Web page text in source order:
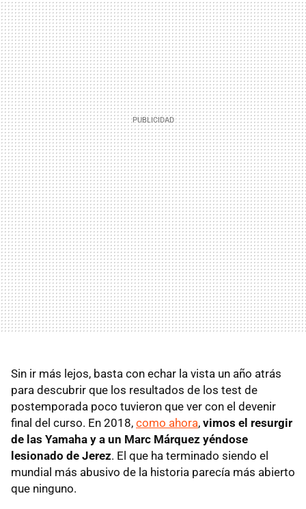
Sin ir más lejos, basta con echar la vista un año atrás
para descubrir que los resultados de los test de
postemporada poco tuvieron que ver con el devenir
final del curso. En 2018, como ahora, vimos el resurgir
de las Yamaha y a un Marc Márquez yéndose
lesionado de Jerez. El que ha terminado siendo el
mundial más abusivo de la historia parecía más abierto
que ninguno.